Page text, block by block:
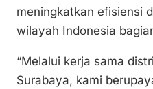
meningkatkan efisiensi
wilayah Indonesia
“Melalui kerja sama
Surabaya, kami